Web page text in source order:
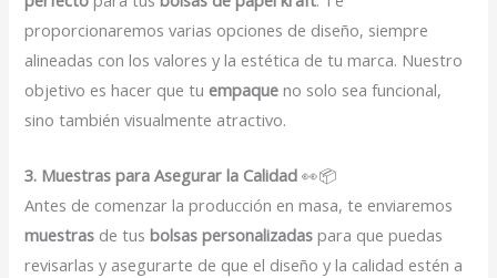
proporcionaremos varias opciones de diseño, siempre
alineadas con los valores y la estética de tu marca. Nuestro
objetivo es hacer que tu empaque no solo sea funcional,
sino también visualmente atractivo.
3. Muestras para Asegurar la Calidad 👀📦
Antes de comenzar la producción en masa, te enviaremos
muestras de tusbolsas personalizadas para que puedas
revisarlas y asegurarte de que el diseño y la calidad estén a